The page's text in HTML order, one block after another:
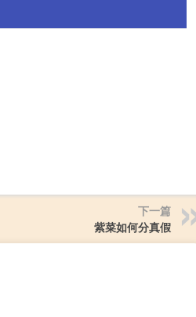
下一篇
紫菜如何分真假